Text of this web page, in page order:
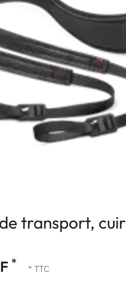
transport, cuir
* * TTC